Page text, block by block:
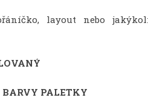
layout nebo
BARVY PALETKY